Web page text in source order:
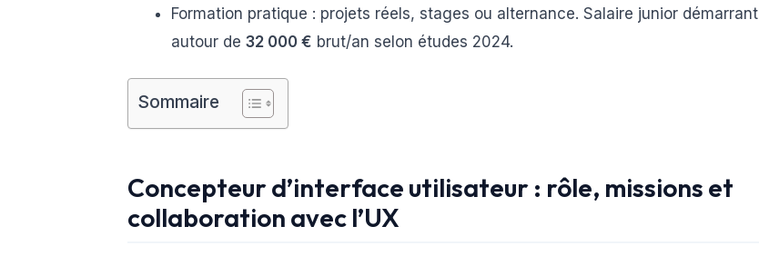
Formation pratique : projets réels, stages ou alternance. Salaire junior démarrant
autour de 32 000 € brut/an selon études 2024.
Sommaire
Concepteur d’interface utilisateur : rôle, missions et
collaboration avec l’UX